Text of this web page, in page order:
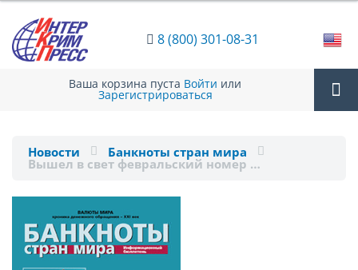
8 (800) 301-08-31
Ваша корзина пуста Войти или
Зарегистрироваться
Новости Банкноты стран мира
Вышел в свет февральский номер …